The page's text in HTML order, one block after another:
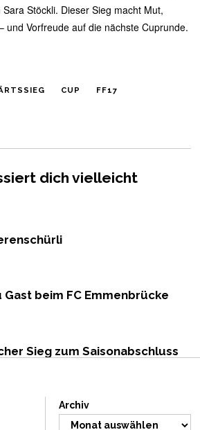
Stöckli. Dieser Sieg macht Mut,
und Vorfreude auf die nächste Cuprunde.
CUP FF17
dich vielleicht
Gast beim FC Emmenbrücke
Sieg zum Saisonabschluss
Archiv